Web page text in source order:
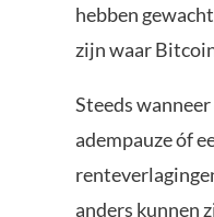
hebben
zijn waar
Steeds
adempauze óf
anders kunnen